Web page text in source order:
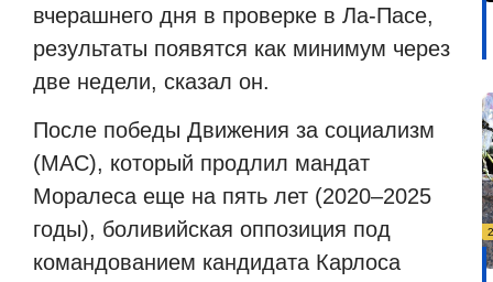
вчерашнего дня в проверке в Ла-Пасе,
результаты появятся как минимум через
две недели, сказал он.
После победы Движения за социализм
(МАС), который продлил мандат
Моралеса еще на пять лет (2020–2025
годы), боливийская оппозиция под
командованием кандидата Карлоса